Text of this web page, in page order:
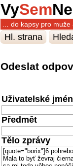
VySem
… do kapsy pro
Hl. strana
Odeslat
Uživatelské
Předmět
Tělo zprávy